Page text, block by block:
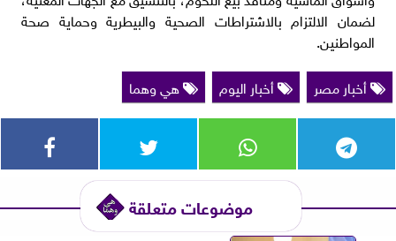
لضمان الالتزام بالاشتراطات الصحية والبيطرية وحماية صحة
المواطنين.
أخبار مصر
أخبار اليوم هي وهما
موضوعات متعلقة